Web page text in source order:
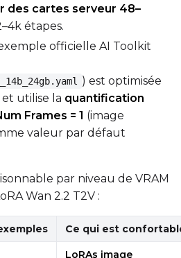
Seed
ToggleWalk Seed
Walk Seed
ToggleSkip First Sample
Skip First Sample
ToggleForce First
Force First Sample
Toggle Disable Sampling
Disable Sampling
Sample Prompts (10)
des cartes serveur 48–
étapes.
officielle AI Toolkit
) est optimisée
et utilise la quantification
Frames = 1 (image
valeur par défaut
par niveau de VRAM
Wan 2.2 T2V :
Ce qui est
LoRAs image